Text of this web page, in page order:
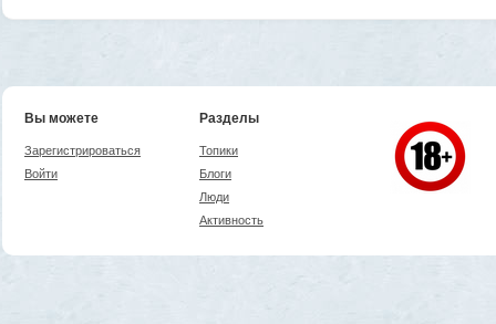
Вы можете
Зарегистрироваться
Войти
Разделы
Топики
Блоги
Люди
Активность